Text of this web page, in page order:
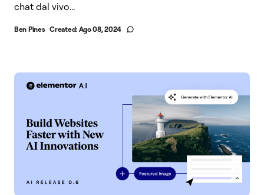
chat dal vivo...
Ben Pines Created: Ago 08, 2024